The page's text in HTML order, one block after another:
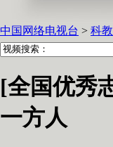
中国网络电视台 > 科
[全国优秀
一方人